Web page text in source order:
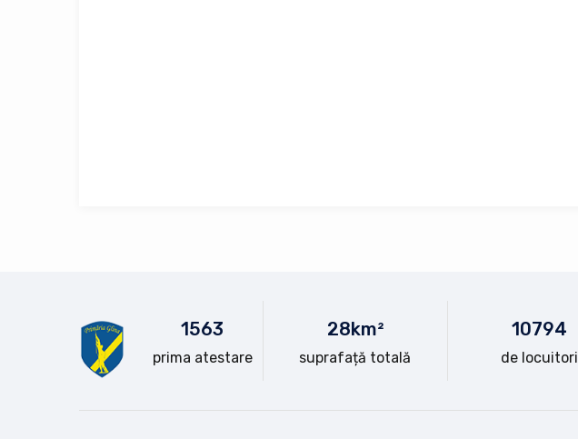
1563
prima atestare
28km²
suprafață totală
10794
de locuitori